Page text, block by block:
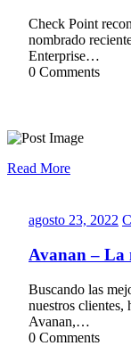
Check Point
nombrado
Enterprise…
0 Comments
Read More
agosto 23, 2022
Avanan – La
Buscando las
nuestros clientes,
Avanan,…
0 Comments